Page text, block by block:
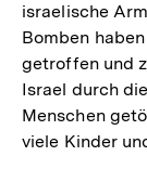
israelische
Bomben
getroffen und
Israel durch
Menschen
viele Kinder